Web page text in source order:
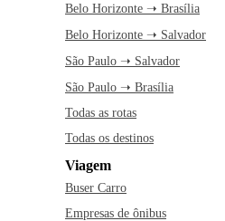
Belo Horizonte ➝ Brasília
Belo Horizonte ➝ Salvador
São Paulo ➝ Salvador
São Paulo ➝ Brasília
Todas as rotas
Todas os destinos
Viagem
Buser Carro
Empresas de ônibus